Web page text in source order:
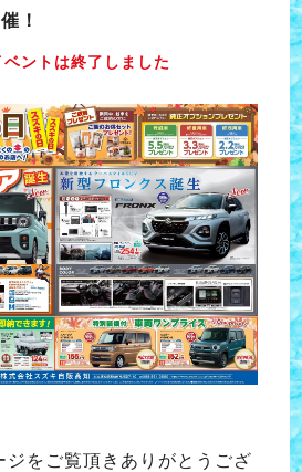
！
ントは終了しました
ジをご覧頂きありがとうござ